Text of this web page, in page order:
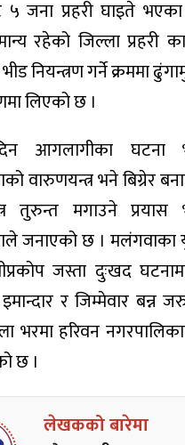
५ जना प्रहरी घाइते
रहेको जिल्ला प्रहरी
नियन्त्रण गर्ने क्रममा
लिएको छ ।
आगलागीका घटना
वारुणयन्त्र भने बिग्रेर
तुरुन्त मगाउने प्रयास
जनाएको छ । मलंगवाका
जस्ता दुःखद
र जिम्मेवार बन्न
भरमा हरिवन
छ ।
लेखकको बारेमा